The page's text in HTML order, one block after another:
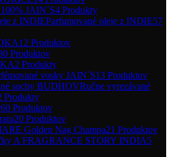
JAIN´S4 Produkty
Parfumované oleje z INDIE57
12 Produktov
Produktov
2 Produkty
vosky JAIN´S13 Produktov
Ručne vyrezávané
Produkty
60 Produktov
20 Produktov
Golden Nag Champa21 Produktov
A FRAGRANCE STORY INDIA5